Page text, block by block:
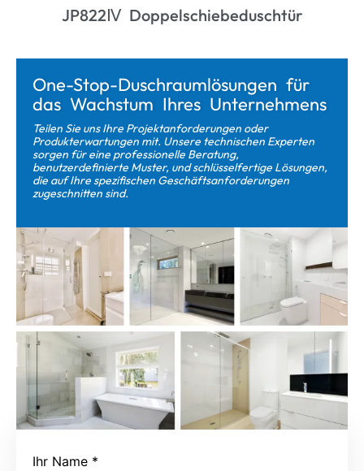
JP822Ⅳ Doppelschiebeduschtür
One-Stop-Duschraumlösungen für
das Wachstum Ihres Unternehmens
Teilen Sie uns Ihre Projektanforderungen oder
Produkterwartungen mit. Unsere technischen Experten
sorgen für eine professionelle Beratung,
benutzerdefinierte Muster, und schlüsselfertige Lösungen,
die auf Ihre spezifischen Geschäftsanforderungen
zugeschnitten sind.
Ihr Name *